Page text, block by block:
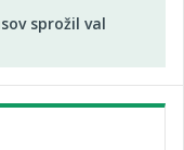
sprožil val